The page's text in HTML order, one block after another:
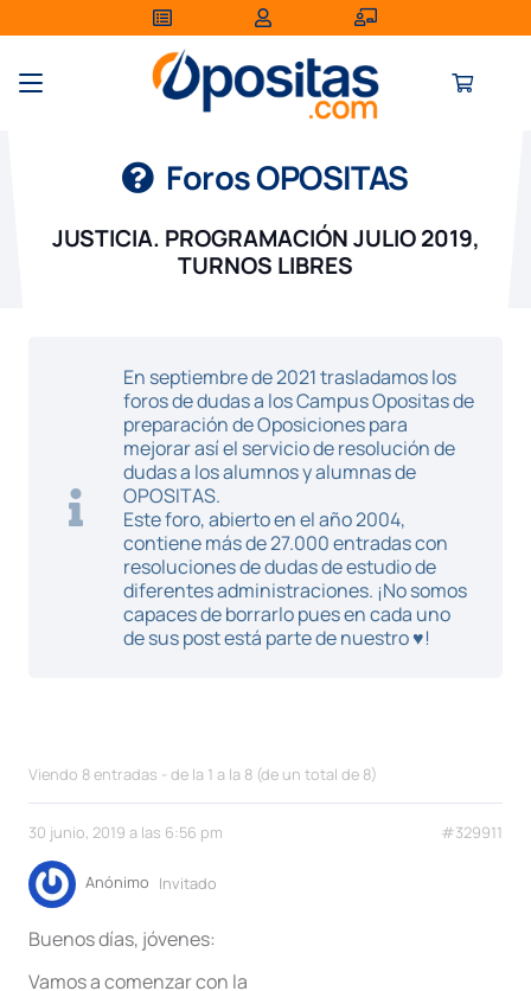
Foros OPOSITAS
JUSTICIA. PROGRAMACIÓN JULIO 2019,
TURNOS LIBRES
En septiembre de 2021 trasladamos los
foros de dudas a los Campus Opositas de
preparación de Oposiciones para
mejorar así el servicio de resolución de
dudas a los alumnos y alumnas de
OPOSITAS.
Este foro, abierto en el año 2004,
contiene más de 27.000 entradas con
resoluciones de dudas de estudio de
diferentes administraciones. ¡No somos
capaces de borrarlo pues en cada uno
de sus post está parte de nuestro ♥!
Viendo 8 entradas - de la 1 a la 8 (de un total de 8)
30 junio, 2019 a las 6:56 pm #329911
Anónimo Invitado
Buenos días, jóvenes:
Vamos a comenzar con la